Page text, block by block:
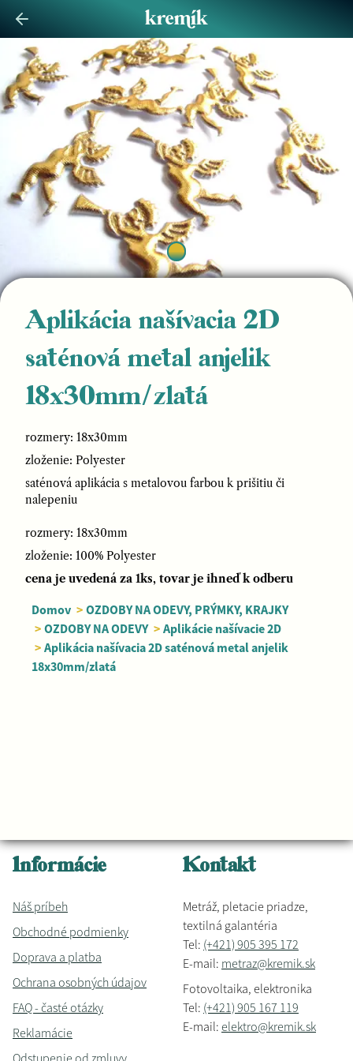
Aplikácia našívacia 2D
saténová metal anjelik
18x30mm/zlatá
rozmery: 18x30mm
zloženie: Polyester
saténová aplikácia s metalovou farbou k prišitiu či
nalepeniu
rozmery: 18x30mm
zloženie: 100% Polyester
cena je uvedená za 1ks, tovar je ihneď k odberu
Domov > OZDOBY NA ODEVY, PRÝMKY, KRAJKY
> OZDOBY NA ODEVY > Aplikácie našívacie 2D
> Aplikácia našívacia 2D saténová metal anjelik
18x30mm/zlatá
Informácie
Náš príbeh
Obchodné podmienky
Doprava a platba
Ochrana osobných údajov
FAQ - časté otázky
Reklamácie
Odstupenie od zmluvy
Kontakt
Metráž, pletacie priadze,
textilná galantéria
Tel: (+421) 905 395 172
E-mail: metraz@kremik.sk
Fotovoltaika, elektronika
Tel: (+421) 905 167 119
E-mail: elektro@kremik.sk